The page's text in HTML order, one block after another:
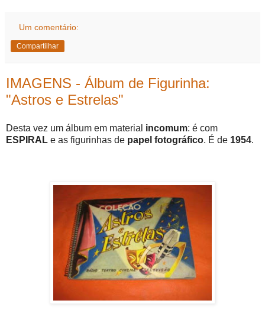
Um comentário:
Compartilhar
IMAGENS - Álbum de Figurinha:
"Astros e Estrelas"
Desta vez um álbum em material incomum: é com
ESPIRAL e as figurinhas de papel fotográfico. É de 1954.